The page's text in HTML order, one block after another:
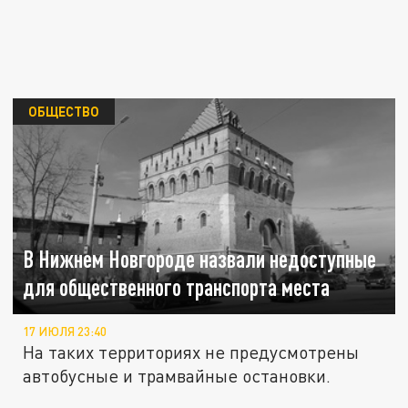
В Нижнем Новгороде назвали недоступные
для общественного транспорта места
ОБЩЕСТВО
17 ИЮЛЯ 23:40
На таких территориях не предусмотрены
автобусные и трамвайные остановки.